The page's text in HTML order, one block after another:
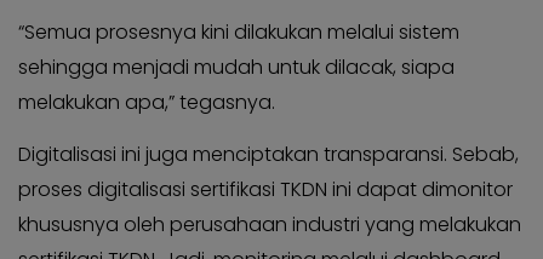
“Semua prosesnya kini dilakukan melalui sistem
sehingga menjadi mudah untuk dilacak, siapa
melakukan apa,” tegasnya.
Digitalisasi ini juga menciptakan transparansi. Sebab,
proses digitalisasi sertifikasi TKDN ini dapat dimonitor
khususnya oleh perusahaan industri yang melakukan